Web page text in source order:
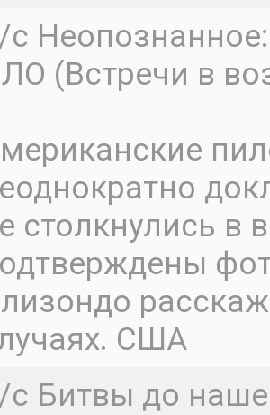
с
(Встречи в
столкнулись в
США
с Битвы до